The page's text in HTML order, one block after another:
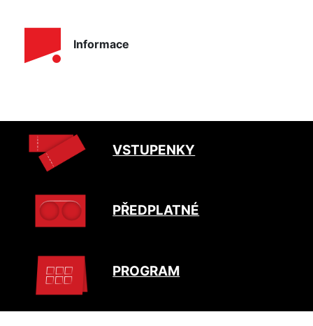
Informace
VSTUPENKY
PŘEDPLATNÉ
PROGRAM